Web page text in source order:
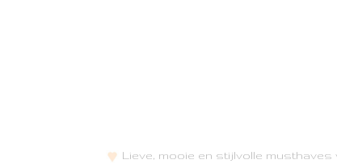
Lieve, mooie en stijlvolle